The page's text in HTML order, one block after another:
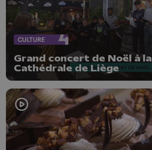
CULTURE
Grand concert de Noël à la
Cathédrale de Liège